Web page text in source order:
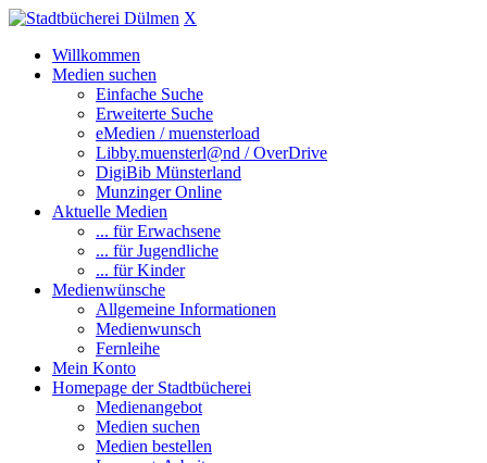
X
Willkommen
Medien suchen
Einfache Suche
Erweiterte Suche
eMedien / muensterload
Libby.muensterl@nd / OverDrive
DigiBib Münsterland
Munzinger Online
Aktuelle Medien
... für Erwachsene
... für Jugendliche
... für Kinder
Medienwünsche
Allgemeine Informationen
Medienwunsch
Fernleihe
Mein Konto
Homepage der Stadtbücherei
Medienangebot
Medien suchen
Medien bestellen